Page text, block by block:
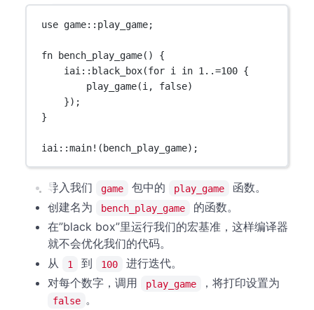
use game:: play_game;
fn bench_play_game() {
iai :: black_box(for i in 1 ..=100 {
play_game(i, false)
});
}
iai ::main! (bench_play_game);
导入我们 game 包中的 play_game
函数。
创建名为
bench_play_game
的函数。
在”black box”里运行我们的宏基准，这样编译器
就不会优化我们的代码。
从
1 到 100
进行迭代。
对每个数字，调用
play_game ，将打印设置为
false 。